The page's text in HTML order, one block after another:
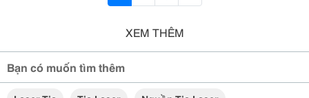
XEM THÊM
Bạn có muốn tìm thêm